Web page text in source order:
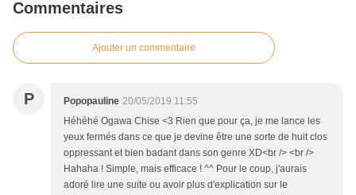
Commentaires
Ajouter un commentaire
P Popopauline 20/05/2019 11:55
Héhéhé Ogawa Chise <3 Rien que pour ça, je me lance les
yeux fermés dans ce que je devine être une sorte de huit clos
oppressant et bien badant dans son genre XD<br /> <br />
Hahaha ! Simple, mais efficace ! ^^ Pour le coup, j'aurais
adoré lire une suite ou avoir plus d'explication sur le